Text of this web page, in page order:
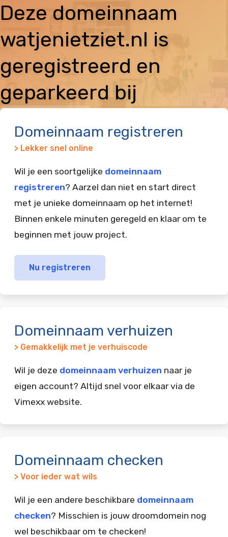
Deze domeinnaam
watjenietziet.nl is
geregistreerd en
geparkeerd bij
Domeinnaam registreren
> Lekker snel online
Wil je een soortgelijke domeinnaam
registreren? Aarzel dan niet en start direct
met je unieke domeinnaam op het internet!
Binnen enkele minuten geregeld en klaar om te
beginnen met jouw project.
Nu registreren
Domeinnaam verhuizen
> Gemakkelijk met je verhuiscode
Wil je deze domeinnaam verhuizen naar je
eigen account? Altijd snel voor elkaar via de
Vimexx website.
Domeinnaam checken
> Voor ieder wat wils
Wil je een andere beschikbare domeinnaam
checken? Misschien is jouw droomdomein nog
wel beschikbaar om te checken!